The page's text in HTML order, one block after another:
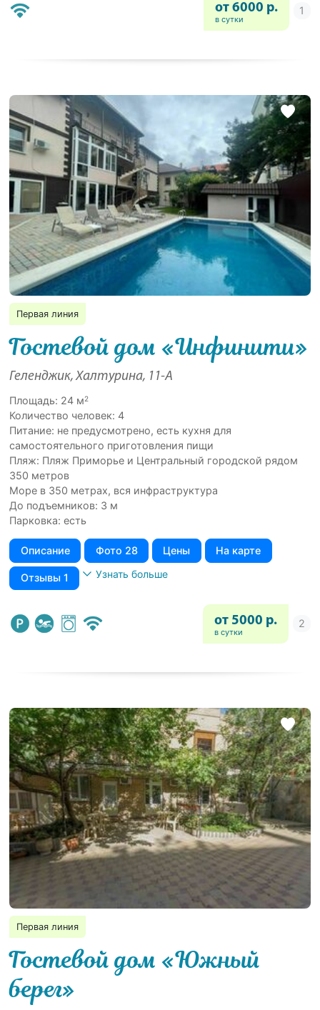
от 6000 р.
в сутки
Первая линия
Гостевой дом «Инфинити»
Геленджик, Халтурина, 11-А
Площадь: 24 м2
Количество человек: 4
Питание: не предусмотрено, есть кухня для
самостоятельного приготовления пищи
Пляж: Пляж Приморье и Центральный городской рядом
350 метров
Море в 350 метрах, вся инфраструктура
До подъемников: 3 м
Парковка: есть
Описание Фото 28 Цены На карте
Отзывы 1 Узнать больше
от 5000 р.
в сутки
Первая линия
Гостевой дом «Южный
берег»